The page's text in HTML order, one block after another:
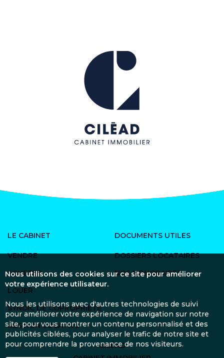
LE CABINET
VENDRE
ACHETER
LOUER
SYNDIC DE COPROPRIÉTÉ
GESTION LOCATIVE
DOCUMENTS UTILES
DOSSIERS LOCATAIRES
NOS HONORAIRES
CILÉAD
Nous utilisons des cookies sur ce site pour améliorer
votre expérience utilisateur.
Nous les utilisons avec d'autres technologies de suivi
pour améliorer votre expérience de navigation sur notre
site, pour vous montrer un contenu personnalisé et des
publicités ciblées, pour analyser le trafic de notre site et
pour comprendre la provenance de nos visiteurs.